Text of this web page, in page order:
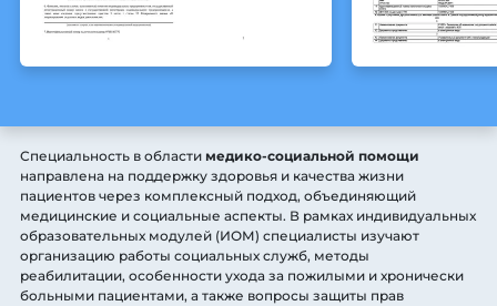
Специальность в области медико-социальной помощи
направлена на поддержку здоровья и качества жизни
пациентов через комплексный подход, объединяющий
медицинские и социальные аспекты. В рамках индивидуальных
образовательных модулей (ИОМ) специалисты изучают
организацию работы социальных служб, методы
реабилитации, особенности ухода за пожилыми и хронически
больными пациентами, а также вопросы защиты прав